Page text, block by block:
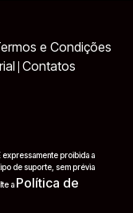
e Condições
Contatos
proibida a
de suporte, sem prévia
a Política de